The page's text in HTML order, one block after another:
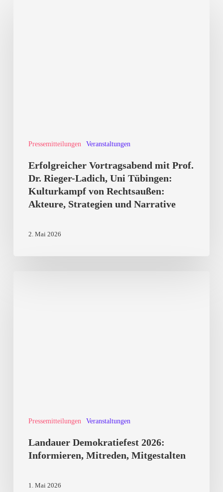
Pressemitteilungen Veranstaltungen
Kulturkampf
Rechtsaußen:
Akteure,
Strategien
Erfolgreicher Vortragsabend mit Prof.
Dr. Rieger-Ladich, Uni Tübingen:
Kulturkampf von Rechtsaußen:
Akteure, Strategien und Narrative
2. Mai 2026
Pressemitteilungen Veranstaltungen
Landauer Demokratiefest 2026:
Informieren, Mitreden, Mitgestalten
1. Mai 2026